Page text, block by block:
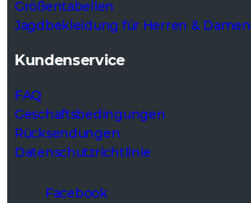
Größentabellen
Jagdbekleidung für Herren & Damen
Kundenservice
FAQ
Geschaftsbedingungen
Rücksendungen
Datenschutzrichtlinie
Facebook